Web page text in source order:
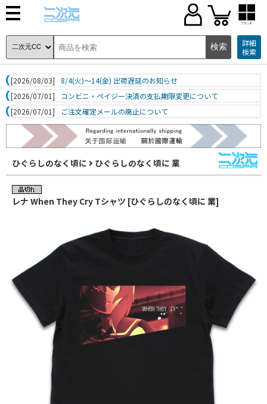
ブランド
詳細
検索
[2026/08/03]
8/4(火)～14(金) 出荷遅延のお知らせ
[2026/07/01]
コンビニ・ペイジー決済の支払期限変更について
[2026/07/01]
ご注文確定メールの廃止について
ひぐらしのなく頃に ひぐらしのなく頃に 業
レナ When They Cry Tシャツ [ひぐらしのなく頃に 業]